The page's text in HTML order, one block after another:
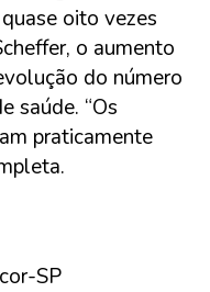
oito vezes
o aumento
do número
saúde. “Os
praticamente
SP